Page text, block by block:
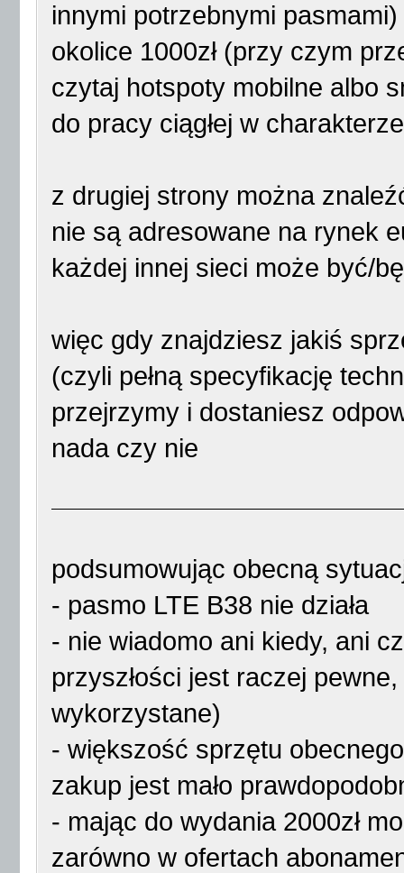
innymi potrzebnymi
okolice 1000zł (przy czym
czytaj hotspoty mobilne albo
do pracy ciągłej w
z drugiej strony można
nie są adresowane na rynek
każdej innej sieci może być/
więc gdy znajdziesz jakiś
(czyli pełną specyfikację
przejrzymy i dostaniesz
nada czy nie
podsumowując obecną
- pasmo LTE B38 nie działa
- nie wiadomo ani kiedy, ani
przyszłości jest raczej
wykorzystane)
- większość sprzętu
zakup jest mało
- mając do wydania 2000zł
zarówno w ofertach